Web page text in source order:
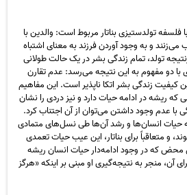
فلسفه تولدستیزی بناتار مربوط است: والدین با
می‌زنند و به وجود آوردن فرزند به معنای اشتباه
تولد، تمام زندگی بشر در یک حالت طولانی
دو مفهوم به این نتیجه می‌رسد: عدم تقارن
زندگی بشر اتکا ناپذیر است. این مفاهیم
که ریشه در ادامه حیات دارد و نیز دردی را نشان
با عدم وجود داشتن می‌توان از آن اجتناب کرد.
حیات انسان‌ها و رشد آن‌ها طی نسل‌های متمادی
و متعاقباً برای بناتار، این عیب حیات تعمدی
که در وجود ادامه‌دار حیات انسان ریشه
آن، منجر به نتیجه‌گیری او مبنی بر اینکه «هرگز